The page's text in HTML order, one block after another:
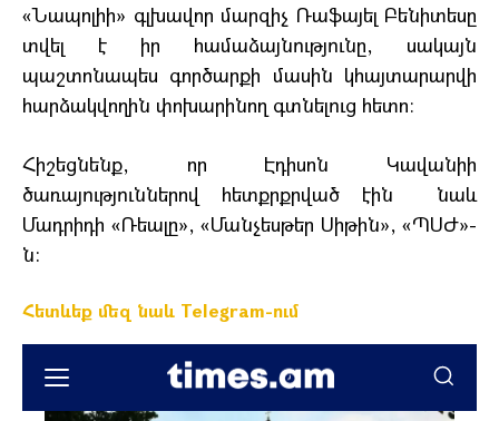
«Նապոլիի» գլխավոր մարզիչ Ռաֆայել Բենիտեսը
տվել է իր համաձայնությունը, սակայն
պաշտոնապես գործարքի մասին կհայտարարվի
հարձակվողին փոխարինող գտնելուց հետո։
Հիշեցնենք, որ Էդիսոն Կավանիի
ծառայություններով հետքրքրված էին նաև
Մադրիդի «Ռեալը», «Մանչեսթեր Սիթին», «ՊՍԺ»-
ն:
Հետևեք մեզ նաև Telegram-ում